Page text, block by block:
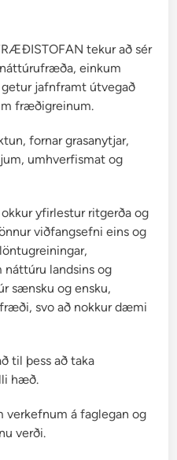
tekur að sér
einkum
jafnframt útvegað
fræðigreinum.
fornar grasanytjar,
umhverfismat og
yfirlestur ritgerða og
viðfangsefni eins og
náttúru landsins og
sænsku og ensku,
svo að nokkur dæmi
til þess að taka
hæð.
verkefnum á faglegan og
verði.